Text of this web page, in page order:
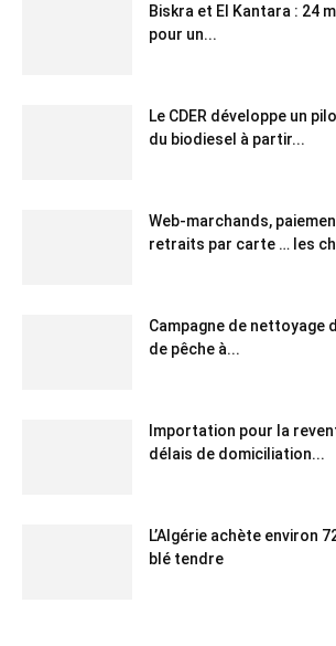
Biskra et El Kantara : 24
pour un...
Le CDER développe un
du biodiesel à partir...
Web-marchands,
retraits par carte … les
Campagne de nettoyage
de pêche à...
Importation pour la
délais de domiciliation...
L’Algérie achète environ
blé tendre